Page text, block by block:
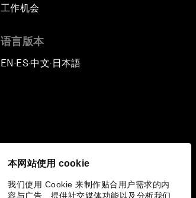
本网站使用 cookie
我们使用 Cookie 来制作贴合用户需求的内
容与广告、提供社交媒体功能以及分析我们
工作机会
语言版本
EN ▪ES▪中文▪ 日本語